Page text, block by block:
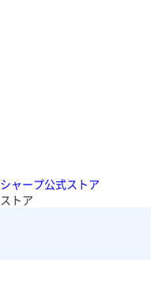
シャープ公式ストア
ストア